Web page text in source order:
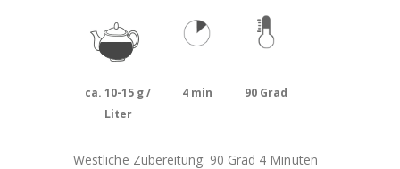
ca. 10-15 g /
Liter
4 min 90 Grad
Westliche Zubereitung: 90 Grad 4 Minuten